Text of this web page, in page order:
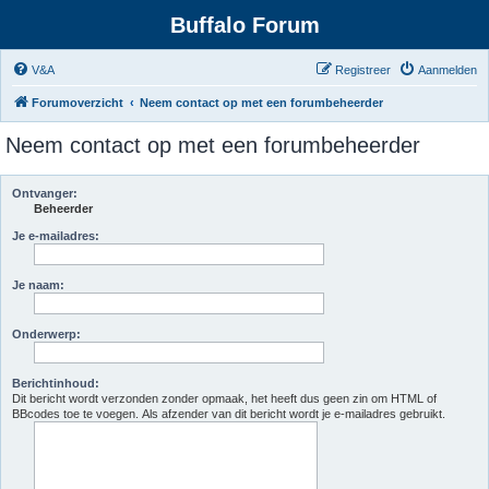
Buffalo Forum
V&A Aanmelden
Registreer
Forumoverzicht Neem contact op met een forumbeheerder
Neem contact op met een forumbeheerder
Ontvanger:
Beheerder
Je e-mailadres:
Je naam:
Onderwerp:
Berichtinhoud:
Dit bericht wordt verzonden zonder opmaak, het heeft dus geen zin om HTML of
BBcodes toe te voegen. Als afzender van dit bericht wordt je e-mailadres gebruikt.